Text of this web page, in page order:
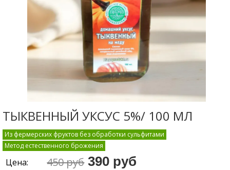
ТЫКВЕННЫЙ УКСУС 5%/ 100 МЛ
Из фермерских фруктов без обработки сульфитами
Метод естественного брожения
Цена: 450 руб 390 руб